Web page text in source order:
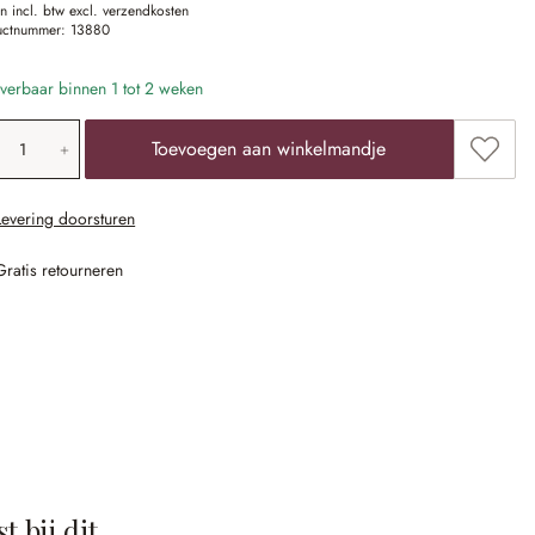
incl. btw excl. verzendkosten
13880
binnen 1 tot 2 weken
voer de gewenste
Toevoegen aan winkelmandje
doorsturen
retourneren